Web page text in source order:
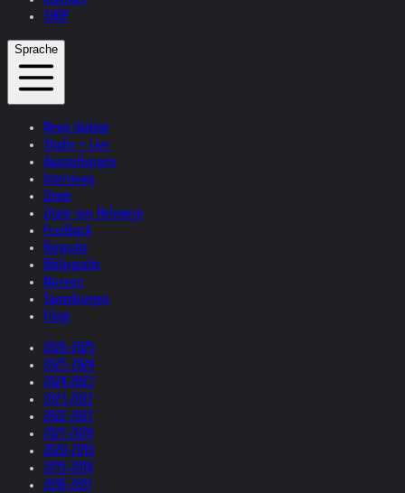
SHOP
Sprache
News Update
Studio + Live
Ausstellungen
Interviews
Zitate
Zitate von Helnwein
Feedback
Biografie
Bibliografie
Museen
Sammlungen
Filme
2026-2025
2025-2024
2024-2023
2023-2022
2022-2021
2021-2020
2020-2019
2019-2018
2018-2017